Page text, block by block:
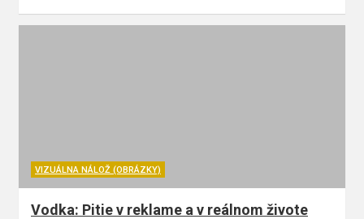
VIZUÁLNA NÁLOŽ (OBRÁZKY)
Vodka: Pitie v reklame a v reálnom živote